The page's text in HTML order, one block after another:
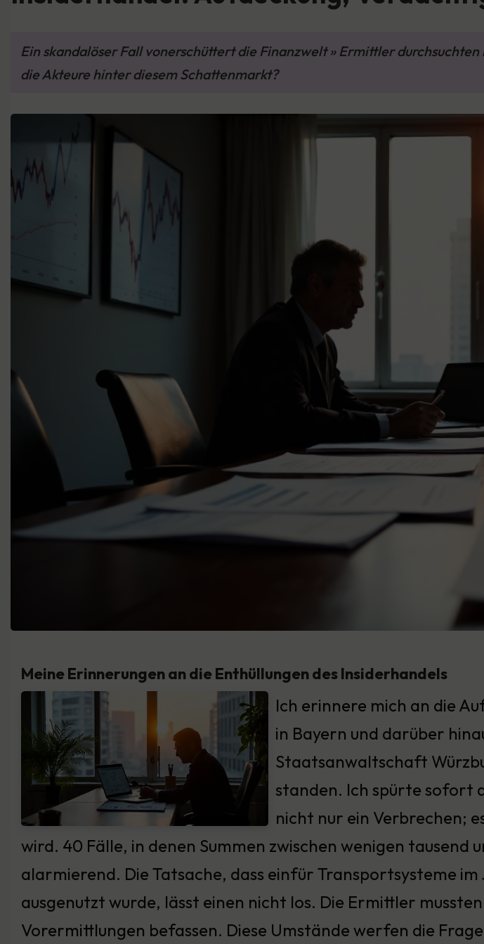
Ein skandalöser Fall vonerschüttert die Finanzwelt » Ermittler
die Akteure hinter diesem Schattenmarkt?
Meine Erinnerungen an die Enthüllungen des Insiderhandels
Ich erinnere mich an die
in Bayern und darüber
Staatsanwaltschaft
standen. Ich spürte sofort
nicht nur ein Verbrechen;
wird. 40 Fälle, in denen Summen zwischen wenigen tausend
alarmierend. Die Tatsache, dass einfür Transportsysteme
ausgenutzt wurde, lässt einen nicht los. Die Ermittler
Vorermittlungen befassen. Diese Umstände werfen die